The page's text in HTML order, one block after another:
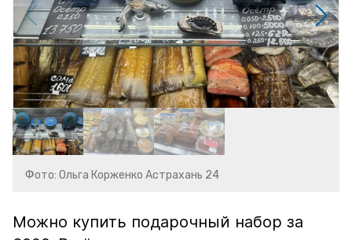
Фото: Ольга Корженко Астрахань 24
Можно купить подарочный набор за